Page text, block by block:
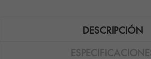
DESCRIPCIÓN